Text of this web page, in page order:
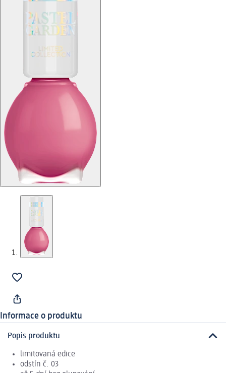
Informace o produktu
Popis produktu
limitovaná edice
odstín č. 03